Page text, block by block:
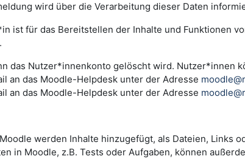
wird über die Verarbeitung dieser Daten
ist für das Bereitstellen der Inhalte und Funktionen
das Nutzer*innenkonto gelöscht wird.
an das Moodle-Helpdesk unter der Adresse
an das Moodle-Helpdesk unter der Adresse
werden Inhalte hinzugefügt, als Dateien,
in Moodle, z.B. Tests oder Aufgaben, können